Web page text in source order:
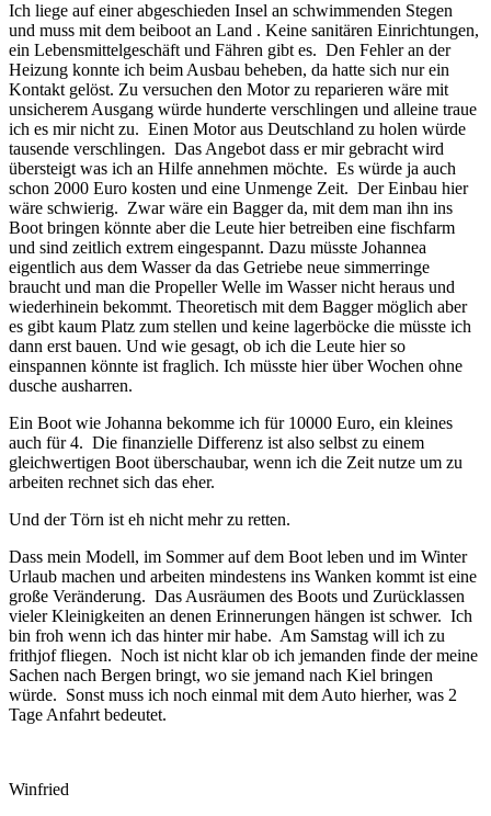
Ich liege auf einer abgeschieden Insel an schwimmenden Stegen
und muss mit dem beiboot an Land . Keine sanitären Einrichtungen,
ein Lebensmittelgeschäft und Fähren gibt es. Den Fehler an der
Heizung konnte ich beim Ausbau beheben, da hatte sich nur ein
Kontakt gelöst. Zu versuchen den Motor zu reparieren wäre mit
unsicherem Ausgang würde hunderte verschlingen und alleine traue
ich es mir nicht zu. Einen Motor aus Deutschland zu holen würde
tausende verschlingen. Das Angebot dass er mir gebracht wird
übersteigt was ich an Hilfe annehmen möchte. Es würde ja auch
schon 2000 Euro kosten und eine Unmenge Zeit. Der Einbau hier
wäre schwierig. Zwar wäre ein Bagger da, mit dem man ihn ins
Boot bringen könnte aber die Leute hier betreiben eine fischfarm
und sind zeitlich extrem eingespannt. Dazu müsste Johannea
eigentlich aus dem Wasser da das Getriebe neue simmerringe
braucht und man die Propeller Welle im Wasser nicht heraus und
wiederhinein bekommt. Theoretisch mit dem Bagger möglich aber
es gibt kaum Platz zum stellen und keine lagerböcke die müsste ich
dann erst bauen. Und wie gesagt, ob ich die Leute hier so
einspannen könnte ist fraglich. Ich müsste hier über Wochen ohne
dusche ausharren.
Ein Boot wie Johanna bekomme ich für 10000 Euro, ein kleines
auch für 4. Die finanzielle Differenz ist also selbst zu einem
gleichwertigen Boot überschaubar, wenn ich die Zeit nutze um zu
arbeiten rechnet sich das eher.
Und der Törn ist eh nicht mehr zu retten.
Dass mein Modell, im Sommer auf dem Boot leben und im Winter
Urlaub machen und arbeiten mindestens ins Wanken kommt ist eine
große Veränderung. Das Ausräumen des Boots und Zurücklassen
vieler Kleinigkeiten an denen Erinnerungen hängen ist schwer. Ich
bin froh wenn ich das hinter mir habe. Am Samstag will ich zu
frithjof fliegen. Noch ist nicht klar ob ich jemanden finde der meine
Sachen nach Bergen bringt, wo sie jemand nach Kiel bringen
würde. Sonst muss ich noch einmal mit dem Auto hierher, was 2
Tage Anfahrt bedeutet.
Winfried